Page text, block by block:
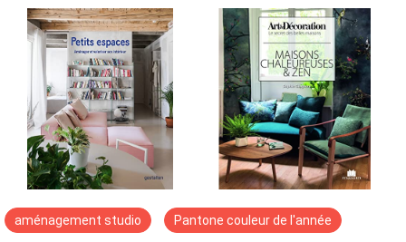
aménagement studio Pantone couleur de l'année